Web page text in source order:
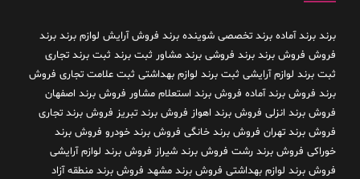
برند برند آماده برند تخصصی شوینده برند فروش آرایش لوازم برند برند
فروش فروش برند برند فروشی برند مشاور ثبت برند ثبت برند تجاری
ثبت برند لوازم آرایشی ثبت برند لوازم بهداشتی ثبت علامت تجاری فروش
برند فروش برند آماده فروش برند استعلام مشاور فروش برند اصفهان
فروش برند انزلی فروش برند اهواز فروش برند تبریز فروش برند تجاری
فروش برند تهران فروش برند خانگی فروش برند خودرو فروش برند
خوراکی فروش برند رشت فروش برند شیراز فروش برند لوازم آرایشی
فروش برند لوازم بهداشتی فروش برند مشهد فروش برند منطقه آزاد